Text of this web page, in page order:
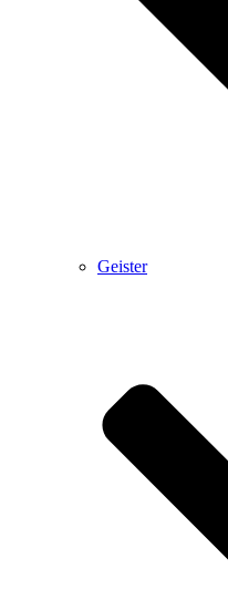
Geister